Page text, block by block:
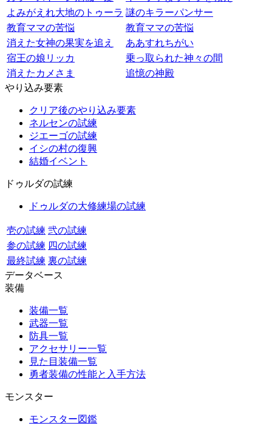
よみがえれ大地のトゥーラ 謎のキラーパンサー
教育ママの苦悩
教育ママの苦悩
消えた女神の果実を追え
ああすれちがい
宿王の娘リッカ
乗っ取られた神々の間
消えたカメさま
追憶の神殿
やり込み要素
クリア後のやり込み要素
ネルセンの試練
ジエーゴの試練
イシの村の復興
結婚イベント
ドゥルダの試練
ドゥルダの大修練場の試練
壱の試練 弐の試練
参の試練 四の試練
最終試練 裏の試練
データベース
装備
装備一覧
武器一覧
防具一覧
アクセサリー一覧
見た目装備一覧
勇者装備の性能と入手方法
モンスター
モンスター図鑑